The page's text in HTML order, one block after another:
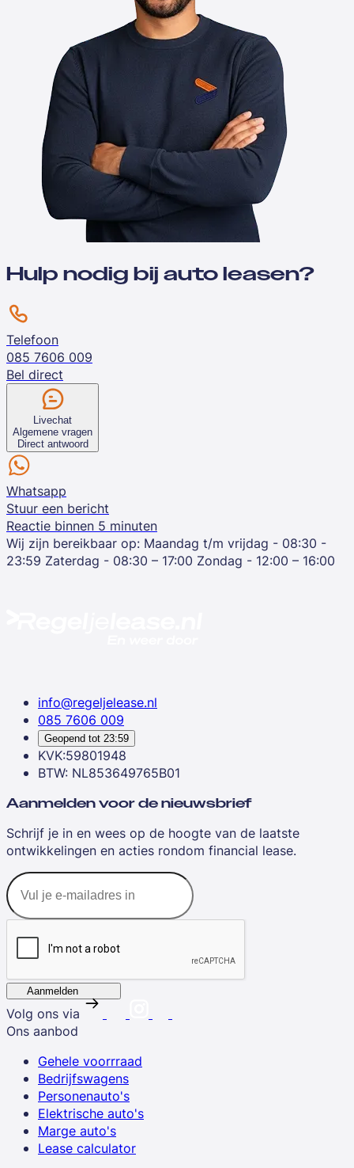
Hulp nodig bij auto leasen?
Telefoon
085 7606 009
Bel direct
Livechat
Algemene vragen
Direct antwoord
Whatsapp
Stuur een bericht
Reactie binnen 5 minuten
Wij zijn bereikbaar op: Maandag t/m vrijdag - 08:30 -
23:59 Zaterdag - 08:30 – 17:00 Zondag - 12:00 – 16:00
info@regeljelease.nl
085 7606 009
Geopend tot 23:59
KVK:59801948
BTW: NL853649765B01
Aanmelden voor de nieuwsbrief
Schrijf je in en wees op de hoogte van de laatste
ontwikkelingen en acties rondom financial lease.
Aanmelden
Volg ons via
Ons aanbod
Gehele voorrraad
Bedrijfswagens
Personenauto's
Elektrische auto's
Marge auto's
Lease calculator